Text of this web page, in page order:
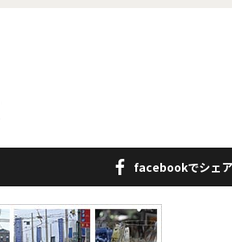
facebookでシェア